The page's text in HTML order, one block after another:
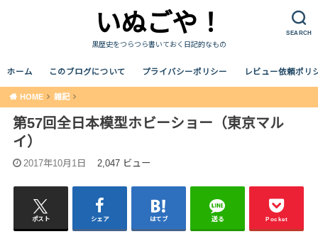
SEARCH
いぬごや！
黒歴史をつらつら書いておく日記的なもの
ホーム このブログについて プライバシーポリシー レビュー依頼ポリ
HOME 雑記
第57回全日本模型ホビーショー（東京マル
イ）
2017年10月1日 2,047 ビュー
ポスト シェア はてブ 送る Pocket